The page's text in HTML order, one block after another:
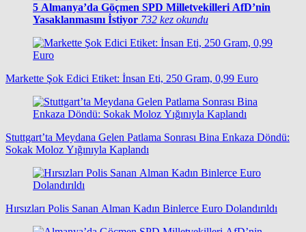
5 Almanya’da Göçmen SPD Milletvekilleri AfD’nin
Yasaklanmasını İstiyor 732 kez okundu
Markette Şok Edici Etiket: İnsan Eti, 250 Gram, 0,99 Euro
Stuttgart’ta Meydana Gelen Patlama Sonrası Bina Enkaza Döndü:
Sokak Moloz Yığınıyla Kaplandı
Hırsızları Polis Sanan Alman Kadın Binlerce Euro Dolandırıldı